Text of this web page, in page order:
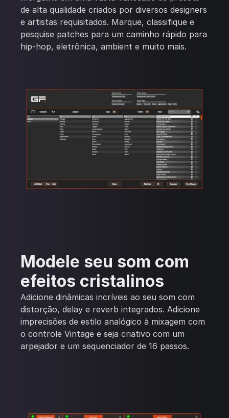
de alta qualidade criados por diversos designers
e artistas requisitados. Marque, classifique e
pesquise patches para um caminho rápido para
hip-hop, eletrônica, ambient e muito mais.
Modele seu som com
efeitos cristalinos
Adicione dinâmicas incríveis ao seu som com
distorção, delay e reverb integrados. Adicione
imprecisões de estilo analógico à mixagem com
o controle Vintage e seja criativo com um
arpejador e um sequenciador de 16 passos.